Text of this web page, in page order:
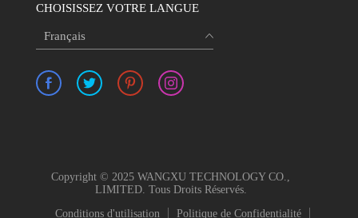
CHOISISSEZ VOTRE LANGUE
Français
Copyright © 2025 WANGXU TECHNOLOGY CO.,
LIMITED. Tous Droits Réservés.
Conditions d'utilisation
Politique de Confidentialité